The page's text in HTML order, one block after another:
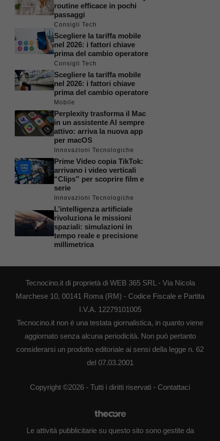
routine efficace in pochi
passaggi
Consigli Tech
Scegliere la tariffa mobile
nel 2026: i fattori chiave
prima del cambio operatore
Consigli Tech
Scegliere la tariffa mobile
nel 2026: i fattori chiave
prima del cambio operatore
Mobile
Perplexity trasforma il Mac
in un assistente AI sempre
attivo: arriva la nuova app
per macOS
Innovazioni Tecnologiche
Prime Video copia TikTok:
arrivano i video verticali
“Clips” per scoprire film e
serie
Innovazioni Tecnologiche
L’intelligenza artificiale
rivoluziona le missioni
spaziali: simulazioni in
tempo reale e precisione
millimetrica
Tecnocino.it di proprietà di WEB 365 SRL - Via Nicola
Marchese 10, 00141 Roma (RM) - Codice Fiscale e Partita
I.V.A. 12279101005
Tecnocino.it non è una testata giornalistica, in quanto viene
aggiornato senza alcuna periodicità. Non può pertanto
considerarsi un prodotto editoriale ai sensi della legge n. 62
del 07.03.2001
Copyright ©2026 - Tutti i diritti riservati - Contattaci
Le attività pubblicitarie su questo sito sono gestite da